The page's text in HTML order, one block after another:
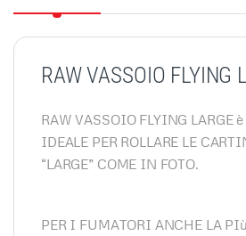
RAW VASSOIO FLYING
RAW VASSOIO FLYING LARGE
IDEALE PER ROLLARE LE
“LARGE” COME IN FOTO.
PER I FUMATORI ANCHE LA